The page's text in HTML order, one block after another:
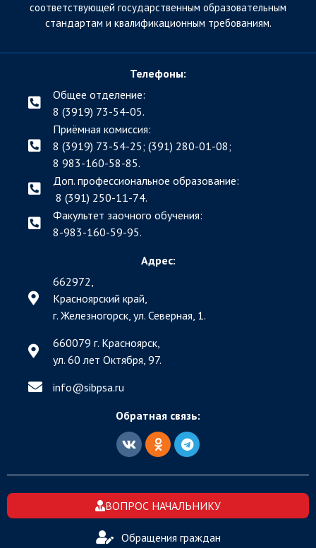
соответствующей государственным образовательным
стандартам и квалификационным требованиям.
Телефоны:
Общее отделение:
8 (3919) 73-54-05.
Приёмная комиссия:
8 (3919) 73-54-25; (391) 280-01-08;
8 983-160-58-85.
Доп. профессиональное образование:
8 (391) 250-11-74.
Факультет заочного обучения:
8-983-160-59-95.
Адрес:
662972,
Красноярский край,
г. Железногорск, ул. Северная, 1.
660079 г. Красноярск,
ул. 60 лет Октября, 97.
info@sibpsa.ru
Обратная связь:
ВОПРОС НАЧАЛЬНИКУ
Обращения граждан